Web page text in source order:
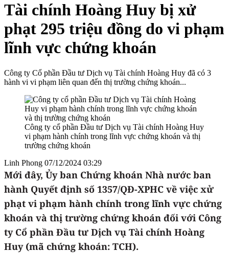
Tài chính Hoàng Huy bị xử
phạt 295 triệu đồng do vi phạm
lĩnh vực chứng khoán
Công ty Cổ phần Đầu tư Dịch vụ Tài chính Hoàng Huy đã có 3
hành vi vi phạm liên quan đến thị trường chứng khoán...
Công ty cổ phần Đầu tư Dịch vụ Tài chính Hoàng Huy
vi phạm hành chính trong lĩnh vực chứng khoán và thị
trường chứng khoán
Linh Phong 07/12/2024 03:29
Mới đây, Ủy ban Chứng khoán Nhà nước ban
hành Quyết định số 1357/QĐ-XPHC về việc xử
phạt vi phạm hành chính trong lĩnh vực chứng
khoán và thị trường chứng khoán đối với Công
ty Cổ phần Đầu tư Dịch vụ Tài chính Hoàng
Huy (mã chứng khoán: TCH).